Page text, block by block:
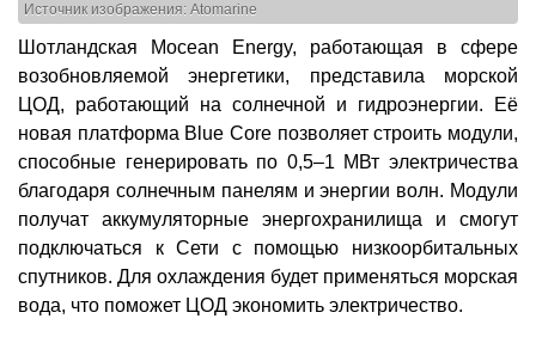
Источник изображения: Atomarine
Шотландская Mocean Energy, работающая в сфере
возобновляемой энергетики, представила морской
ЦОД, работающий на солнечной и гидроэнергии. Её
новая платформа Blue Core позволяет строить модули,
способные генерировать по 0,5–1 МВт электричества
благодаря солнечным панелям и энергии волн. Модули
получат аккумуляторные энергохранилища и смогут
подключаться к Сети с помощью низкоорбитальных
спутников. Для охлаждения будет применяться морская
вода, что поможет ЦОД экономить электричество.